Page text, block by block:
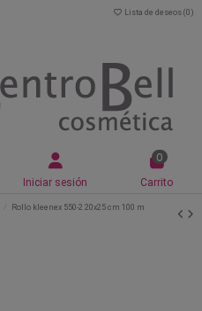
Lista de deseos (0 )
Iniciar sesión
0
Carrito
Rollo kleenex 550-2 20x25 cm 100 m